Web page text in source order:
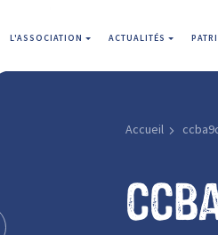
L'ASSOCIATION ACTUALITÉS
Accueil